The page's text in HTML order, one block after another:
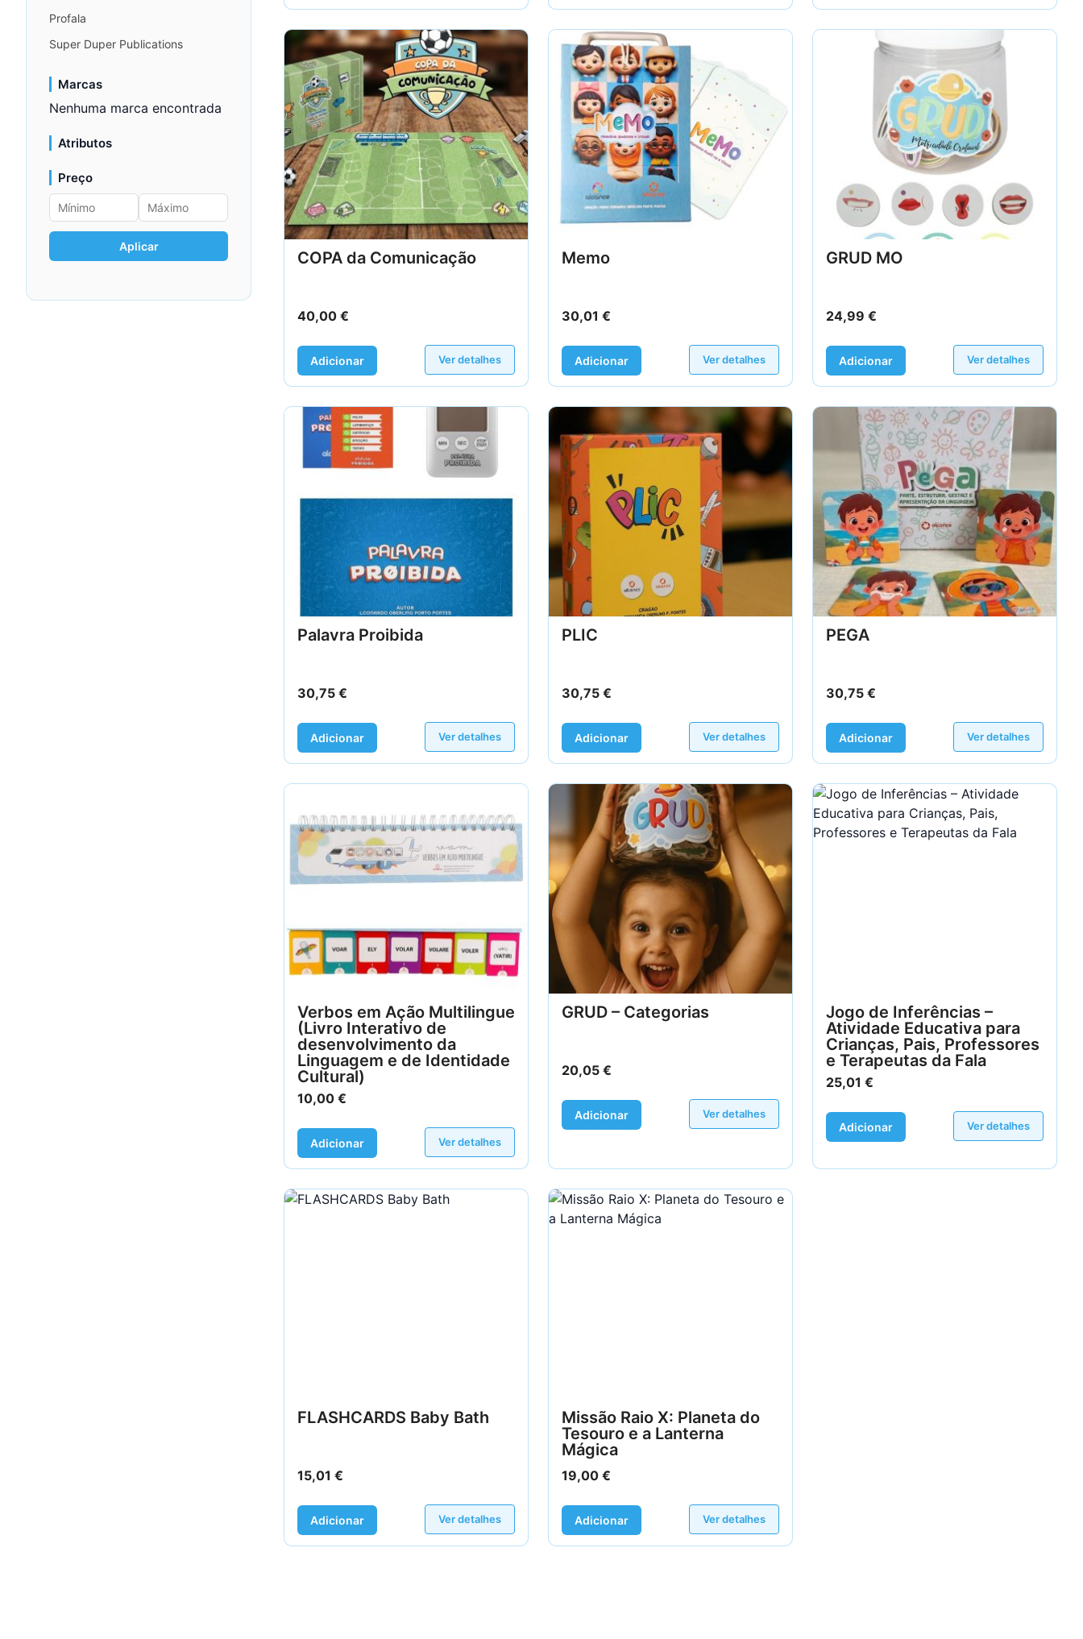
Profala
Super Duper Publications
Marcas
Nenhuma marca encontrada
Atributos
Preço
Aplicar
COPA da Comunicação
40,00 €
Adicionar Ver detalhes
Memo
30,01 €
Adicionar Ver detalhes
GRUD MO
24,99 €
Adicionar Ver detalhes
Palavra Proibida
30,75 €
Adicionar Ver detalhes
PLIC
30,75 €
Adicionar Ver detalhes
PEGA
30,75 €
Adicionar Ver detalhes
Verbos em Ação Multilingue
(Livro Interativo de
desenvolvimento da
Linguagem e de Identidade
Cultural)
10,00 €
Adicionar Ver detalhes
GRUD – Categorias
20,05 €
Adicionar Ver detalhes
Jogo de Inferências –
Atividade Educativa para
Crianças, Pais, Professores
e Terapeutas da Fala
25,01 €
Adicionar Ver detalhes
FLASHCARDS Baby Bath
15,01 €
Adicionar Ver detalhes
Missão Raio X: Planeta do
Tesouro e a Lanterna
Mágica
19,00 €
Adicionar Ver detalhes